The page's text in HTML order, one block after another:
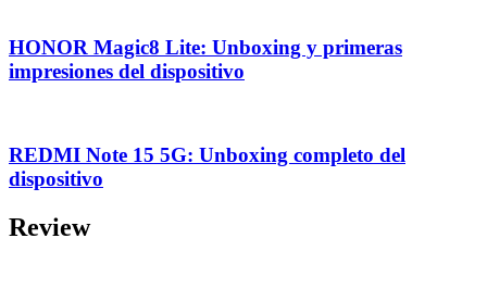
HONOR Magic8 Lite: Unboxing y primeras
impresiones del dispositivo
REDMI Note 15 5G: Unboxing completo del
dispositivo
Review